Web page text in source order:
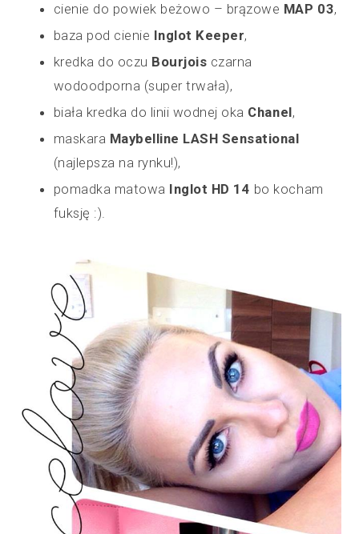
cienie do powiek beżowo – brązowe MAP 03,
baza pod cienie Inglot Keeper,
kredka do oczu Bourjois czarna
wodoodporna (super trwała),
biała kredka do linii wodnej oka Chanel,
maskara Maybelline LASH Sensational
(najlepsza na rynku!),
pomadka matowa Inglot HD 14 bo kocham
fuksję :).